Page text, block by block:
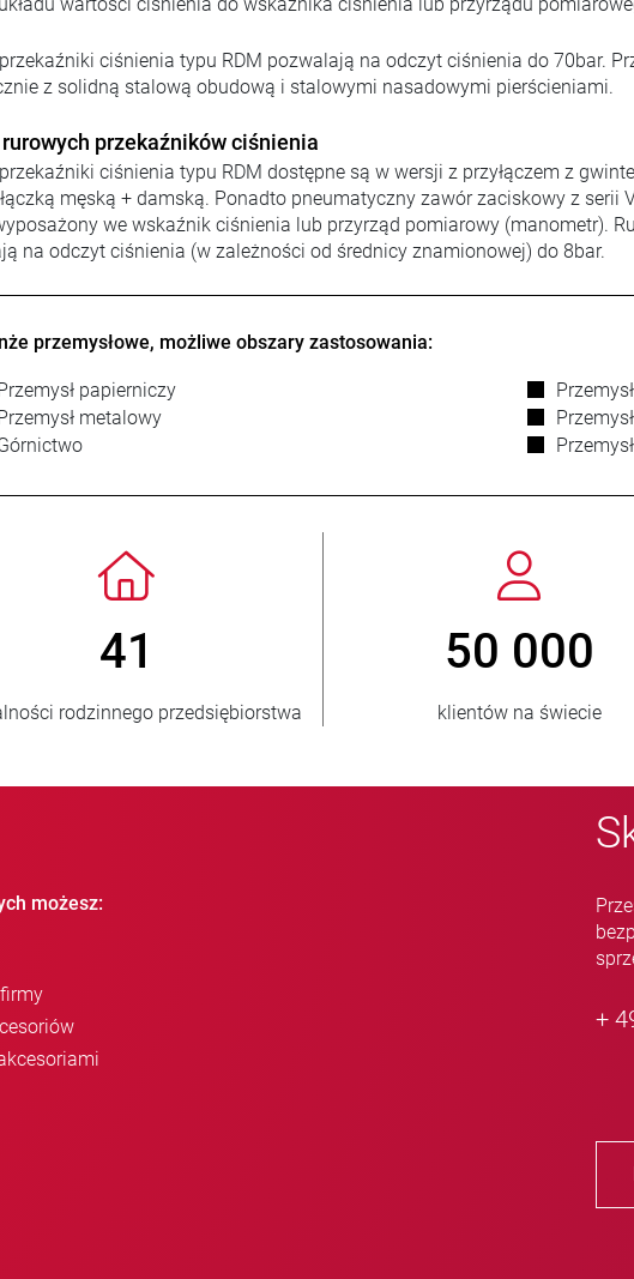
ciśnienia typu RDM pozwalają na odczyt ciśnienia do 70bar.
z solidną stalową obudową i stalowymi nasadowymi pierścieniami.
przekaźników ciśnienia
ciśnienia typu RDM dostępne są w wersji z przyłączem z
męską + damską. Ponadto pneumatyczny zawór zaciskowy z serii
we wskaźnik ciśnienia lub przyrząd pomiarowy (manometr).
na odczyt ciśnienia (w zależności od średnicy znamionowej) do 8bar.
przemysłowe, możliwe obszary zastosowania:
papierniczy
metalowy
Górnictwo
> 3 500 000
sprzedanych jednostek
150
krajów odbiorców
możesz:
+